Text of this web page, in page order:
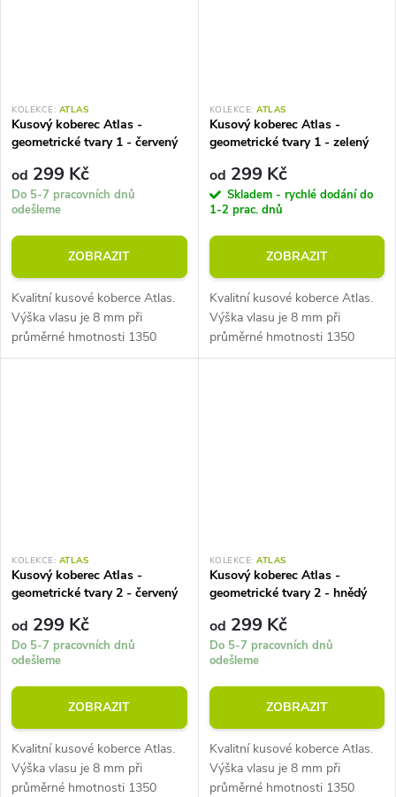
KOLEKCE: ATLAS
Kusový koberec Atlas -
geometrické tvary 1 - červený
od 299 Kč
Do 5-7 pracovních dnů
odešleme
ZOBRAZIT
Kvalitní kusové koberce Atlas.
Výška vlasu je 8 mm při
průměrné hmotnosti 1350
g/m2. Vhodné do místností s
KOLEKCE: ATLAS
Kusový koberec Atlas -
geometrické tvary 1 - zelený
od 299 Kč
Skladem - rychlé dodání do
1-2 prac. dnů
ZOBRAZIT
Kvalitní kusové koberce Atlas.
Výška vlasu je 8 mm při
průměrné hmotnosti 1350
g/m2. Vhodné do místností s
KOLEKCE: ATLAS
Kusový koberec Atlas -
geometrické tvary 2 - červený
od 299 Kč
Do 5-7 pracovních dnů
odešleme
ZOBRAZIT
Kvalitní kusové koberce Atlas.
Výška vlasu je 8 mm při
průměrné hmotnosti 1350
KOLEKCE: ATLAS
Kusový koberec Atlas -
geometrické tvary 2 - hnědý
od 299 Kč
Do 5-7 pracovních dnů
odešleme
ZOBRAZIT
Kvalitní kusové koberce Atlas.
Výška vlasu je 8 mm při
průměrné hmotnosti 1350